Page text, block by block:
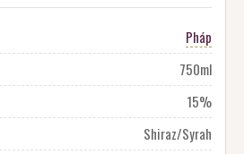
Pháp
750ml
15%
Shiraz/Syrah